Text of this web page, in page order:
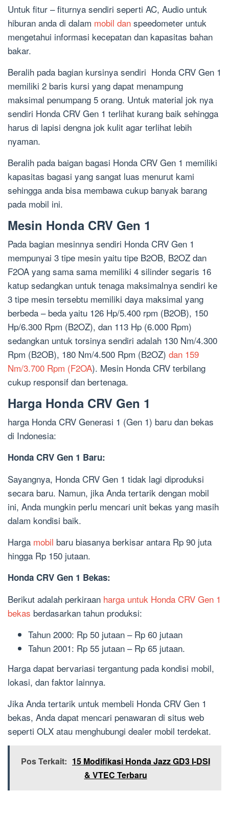
Untuk fitur – fiturnya sendiri seperti AC, Audio untuk
hiburan anda di dalam mobil dan speedometer untuk
mengetahui informasi kecepatan dan kapasitas bahan
bakar.
Beralih pada bagian kursinya sendiri Honda CRV Gen 1
memiliki 2 baris kursi yang dapat menampung
maksimal penumpang 5 orang. Untuk material jok nya
sendiri Honda CRV Gen 1 terlihat kurang baik sehingga
harus di lapisi dengna jok kulit agar terlihat lebih
nyaman.
Beralih pada baigan bagasi Honda CRV Gen 1 memiliki
kapasitas bagasi yang sangat luas menurut kami
sehingga anda bisa membawa cukup banyak barang
pada mobil ini.
Mesin Honda CRV Gen 1
Pada bagian mesinnya sendiri Honda CRV Gen 1
mempunyai 3 tipe mesin yaitu tipe B2OB, B2OZ dan
F2OA yang sama sama memiliki 4 silinder segaris 16
katup sedangkan untuk tenaga maksimalnya sendiri ke
3 tipe mesin tersebtu memiliki daya maksimal yang
berbeda – beda yaitu 126 Hp/5.400 rpm (B2OB), 150
Hp/6.300 Rpm (B2OZ), dan 113 Hp (6.000 Rpm)
sedangkan untuk torsinya sendiri adalah 130 Nm/4.300
Rpm (B2OB), 180 Nm/4.500 Rpm (B2OZ) dan 159
Nm/3.700 Rpm (F2OA). Mesin Honda CRV terbilang
cukup responsif dan bertenaga.
Harga Honda CRV Gen 1
harga Honda CRV Generasi 1 (Gen 1) baru dan bekas
di Indonesia:
Honda CRV Gen 1 Baru:
Sayangnya, Honda CRV Gen 1 tidak lagi diproduksi
secara baru. Namun, jika Anda tertarik dengan mobil
ini, Anda mungkin perlu mencari unit bekas yang masih
dalam kondisi baik.
Harga mobil baru biasanya berkisar antara Rp 90 juta
hingga Rp 150 jutaan.
Honda CRV Gen 1 Bekas:
Berikut adalah perkiraan harga untuk Honda CRV Gen 1
bekas berdasarkan tahun produksi:
Tahun 2000: Rp 50 jutaan – Rp 60 jutaan
Tahun 2001: Rp 55 jutaan – Rp 65 jutaan.
Harga dapat bervariasi tergantung pada kondisi mobil,
lokasi, dan faktor lainnya.
Jika Anda tertarik untuk membeli Honda CRV Gen 1
bekas, Anda dapat mencari penawaran di situs web
seperti OLX atau menghubungi dealer mobil terdekat.
Pos Terkait: 15 Modifikasi Honda Jazz GD3 I-DSI
& VTEC Terbaru